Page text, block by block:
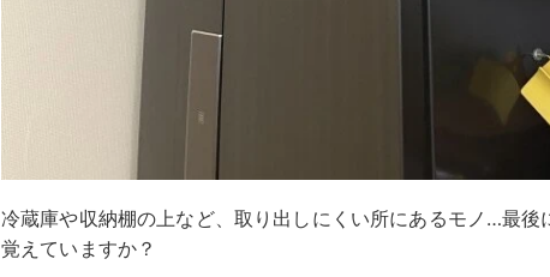
冷蔵庫や収納棚の上など、取り出しにくい所にあるモノ…最後
覚えていますか？